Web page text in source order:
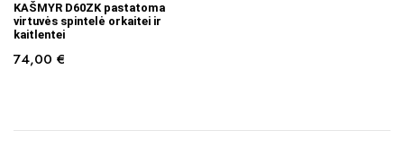
KAŠMYR D60ZK pastatoma
virtuvės spintelė orkaitei ir
kaitlentei
74,00 €